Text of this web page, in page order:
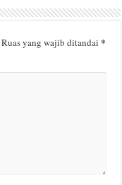
Ruas yang wajib ditandai*